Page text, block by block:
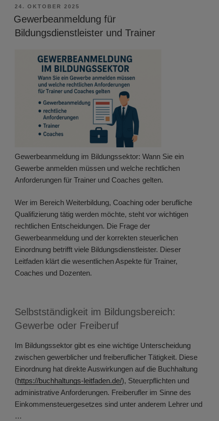
VERÖFFENTLICHT
AM
24. OKTOBER 2025
Gewerbeanmeldung für
Bildungsdienstleister und Trainer
Gewerbeanmeldung im Bildungssektor: Wann Sie ein
Gewerbe anmelden müssen und welche rechtlichen
Anforderungen für Trainer und Coaches gelten.
Wer im Bereich Weiterbildung, Coaching oder berufliche
Qualifizierung tätig werden möchte, steht vor wichtigen
rechtlichen Entscheidungen. Die Frage der
Gewerbeanmeldung und der korrekten steuerlichen
Einordnung betrifft viele Bildungsdienstleister. Dieser
Leitfaden klärt die wesentlichen Aspekte für Trainer,
Coaches und Dozenten.
Selbstständigkeit im Bildungsbereich:
Gewerbe oder Freiberuf
Im Bildungssektor gibt es eine wichtige Unterscheidung
zwischen gewerblicher und freiberuflicher Tätigkeit. Diese
Einordnung hat direkte Auswirkungen auf die Buchhaltung
(https://buchhaltungs-leitfaden.de/), Steuerpflichten und
administrative Anforderungen. Freiberufler im Sinne des
Einkommensteuergesetzes sind unter anderem Lehrer und
…